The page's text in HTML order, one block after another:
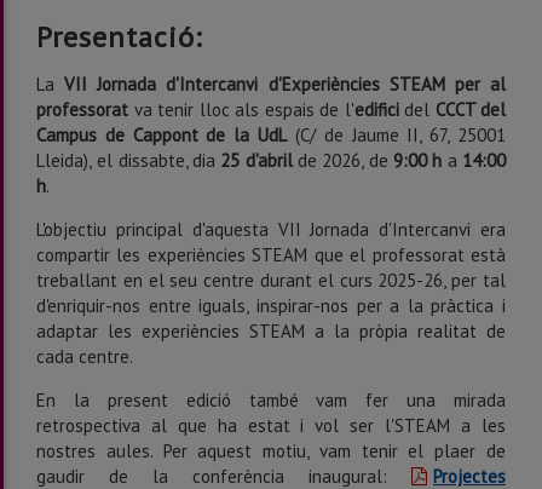
Presentació:
LaVII Jornada d'Intercanvi d'Experiències STEAM per al
professorat va tenir lloc als espais de l'edifici del CCCT del
Campus de Cappont de la UdL(C/ de Jaume II, 67, 25001
Lleida), el dissabte, dia 25 d'abril de 2026, de 9:00 h a 14:00
h.
L'objectiu principal d'aquesta VII Jornada d'Intercanvi era
compartir les experiències STEAM que el professorat està
treballant en el seu centre durant el curs 2025-26, per tal
d'enriquir-nos entre iguals, inspirar-nos per a la pràctica i
adaptar les experiències STEAM a la pròpia realitat de
cada centre.
En la present edició també vam fer una mirada
retrospectiva al que ha estat i vol ser l'STEAM a les
nostres aules. Per aquest motiu, vam tenir el plaer de
gaudir de la conferència inaugural:
Projectes